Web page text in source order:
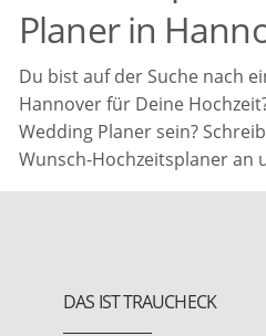
Planer in
Du bist auf der Suche nach
Hannover für Deine
Wedding Planer sein?
Wunsch-Hochzeitsplaner an
DAS IST TRAUCHECK